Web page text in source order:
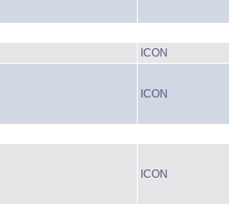
ICON
ICON
ICON